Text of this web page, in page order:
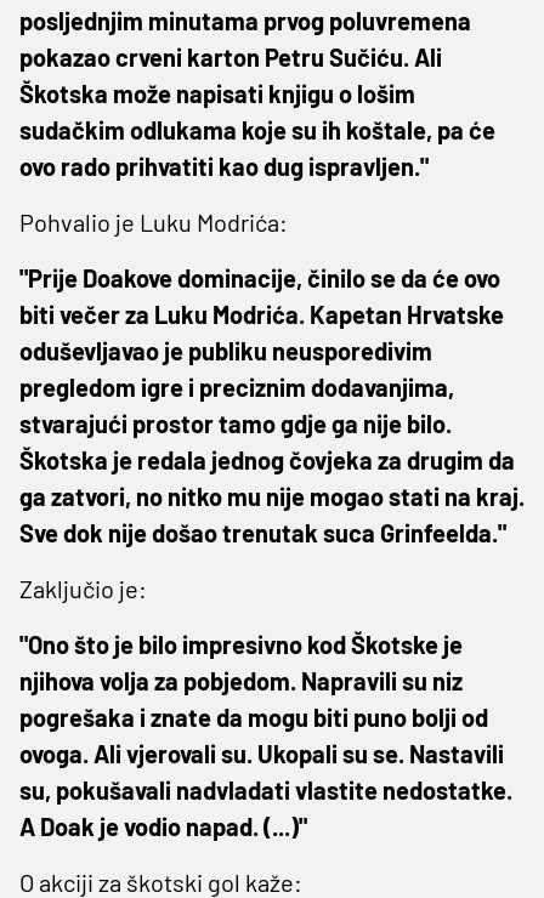
posljednjim minutama prvog poluvremena
pokazao crveni karton Petru Sučiću. Ali
Škotska može napisati knjigu o lošim
sudačkim odlukama koje su ih koštale, pa će
ovo rado prihvatiti kao dug ispravljen."
Pohvalio je Luku Modrića:
"Prije Doakove dominacije, činilo se da će ovo
biti večer za Luku Modrića. Kapetan Hrvatske
oduševljavao je publiku neusporedivim
pregledom igre i preciznim dodavanjima,
stvarajući prostor tamo gdje ga nije bilo.
Škotska je redala jednog čovjeka za drugim da
ga zatvori, no nitko mu nije mogao stati na kraj.
Sve dok nije došao trenutak suca Grinfeelda."
Zaključio je:
"Ono što je bilo impresivno kod Škotske je
njihova volja za pobjedom. Napravili su niz
pogrešaka i znate da mogu biti puno bolji od
ovoga. Ali vjerovali su. Ukopali su se. Nastavili
su, pokušavali nadvladati vlastite nedostatke.
A Doak je vodio napad. (...)"
O akciji za škotski gol kaže: